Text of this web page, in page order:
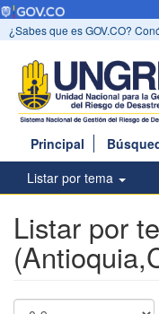
¿Sabes que es GOV.CO?
Principal
Listar por tema
Listar por